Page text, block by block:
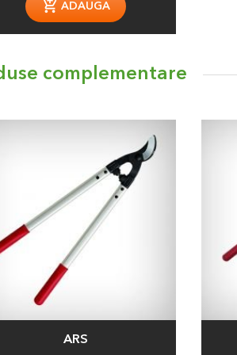
ADAUGA
complementare
ARS